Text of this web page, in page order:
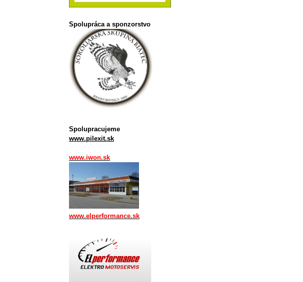
Spolupráca a sponzorstvo
Spolupracujeme
www.pilexit.sk
www.iwon.sk
www.elperformance.sk